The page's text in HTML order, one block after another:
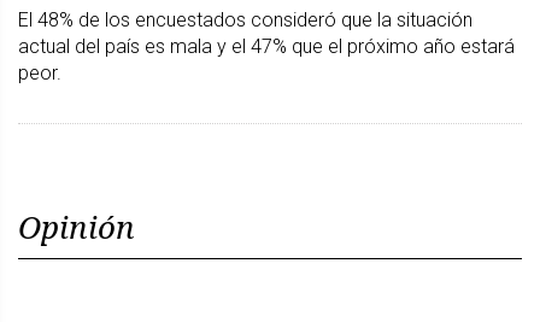
El 48% de los encuestados consideró que la situación
actual del país es mala y el 47% que el próximo año estará
peor.
Opinión